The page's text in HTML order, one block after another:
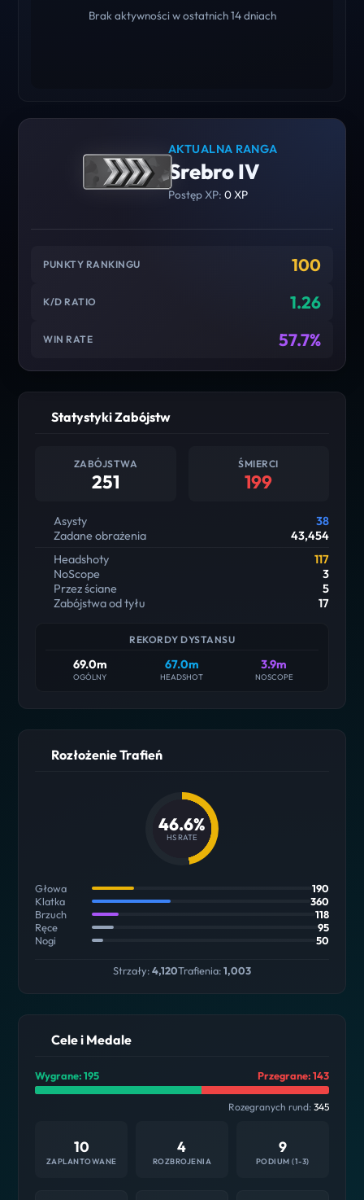
Brak aktywności w ostatnich 14 dniach
AKTUALNA RANGA
Srebro IV
Postęp XP: 0 XP
PUNKTY RANKINGU 100
K/D RATIO 1.26
WIN RATE 57.7%
Statystyki Zabójstw
ZABÓJSTWA
251
ŚMIERCI
199
Asysty
38
Zadane obrażenia
43,454
Headshoty
117
NoScope
3
Przez ściane
5
Zabójstwa od tyłu
17
REKORDY DYSTANSU
69.0m
OGÓLNY
67.0m
HEADSHOT
3.9m
NOSCOPE
Rozłożenie Trafień
46.6%
HS RATE
Głowa
190
Klatka
360
Brzuch
118
Ręce
95
Nogi
50
Strzały:4,120Trafienia:1,003
Cele i Medale
Wygrane: 195 Przegrane: 143
Rozegranych rund: 345
10
ZAPLANTOWANE
4
ROZBROJENIA
9
PODIUM (1-3)